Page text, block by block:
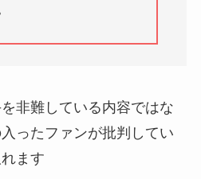
非難している内容ではな
ったファンが批判してい
ます